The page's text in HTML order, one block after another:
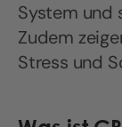
System und
Zudem
Stress und